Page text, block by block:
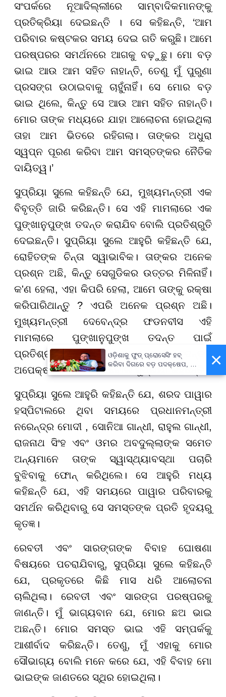
ସଂପର୍କରେ ନୂଆଦିଲ୍ଲୀରେ ସାମ୍ବାଦିକମାନଙ୍କୁ
ପ୍ରତିକ୍ରିୟା ଦେଇଛନ୍ତି । ସେ କହିଛନ୍ତି, ‘ଆମ
ପରିବାର କଷ୍ଟକର ସମୟ ଦେଇ ଗତି କରୁଛି। ଆମେ
ପରଷ୍ପରର ସମର୍ଥନରେ ଆଗକୁ ବଢ଼ୁଛୁ। ମୋ ବଡ଼
ଭାଇ ଆଉ ଆମ ସହିତ ନାହାନ୍ତି, ତେଣୁ ମୁଁ ପୁରୁଣା
ପ୍ରସଙ୍ଗ ଉଠାଇବାକୁ ଚାହୁଁନାହିଁ। ସେ ମୋର ବଡ଼
ଭାଇ ଥିଲେ, କିନ୍ତୁ ସେ ଆଉ ଆମ ସହିତ ନାହାନ୍ତି।
ମୋର ତାଙ୍କ ମଧ୍ୟରେ ଯାହା ଆଲୋଚନା ହୋଇଥିଲା
ତାହା ଆମ ଭିତରେ ରହିଗଲା। ତାଙ୍କର ଅଧୁରା
ସ୍ୱପ୍ନ ପୂରଣ କରିବା ଆମ ସମସ୍ତଙ୍କର ନୈତିକ
ଦାୟିତ୍ୱ।’
ସୁପ୍ରିୟା ସୁଲେ କହିଛନ୍ତି ଯେ, ମୁଖ୍ୟମନ୍ତ୍ରୀ ଏକ
ବିବୃତ୍ତି ଜାରି କରିଛନ୍ତି। ସେ ଏହି ମାମଲାରେ ଏକ
ପୁଙ୍ଖାନୁପୁଙ୍ଖ ତଦନ୍ତ କରାଯିବ ବୋଲି ପ୍ରତିଶ୍ରୁତି
ଦେଇଛନ୍ତି। ସୁପ୍ରିୟା ସୁଲେ ଆହୁରି କହିଛନ୍ତି ଯେ,
ରୋହିତଙ୍କ ଚିନ୍ତା ସ୍ୱାଭାବିକ। ତାଙ୍କର ଅନେକ
ପ୍ରଶ୍ନ ଅଛି, କିନ୍ତୁ ସେଗୁଡିକର ଉତ୍ତର ମିଳିନାହିଁ।
କ'ଣ ହେଲା, ଏହା କିପରି ହେଲା, ଆମେ ତାଙ୍କୁ ରକ୍ଷା
କରିପାରିଥାନ୍ତୁ ? ଏପରି ଅନେକ ପ୍ରଶ୍ନ ଅଛି।
ମୁଖ୍ୟମନ୍ତ୍ରୀ ଦେବେନ୍ଦ୍ର ଫଡନବୀସ ଏହି
ମାମଲାରେ ପୁଙ୍ଖାନୁପୁଙ୍ଖ ତଦନ୍ତ ପାଇଁ
ପ୍ରତିଶ୍ରୁତି ଦେଇଛନ୍ତି। ଆମେ ସେହି ତଦନ୍ତକୁ
ଅପେକ୍ଷା କରିବା ଉଚିତ ବୋଲି ସୁପ୍ରିୟା କହିଛନ୍ତି।
ସୁପ୍ରିୟା ସୁଲେ ଆହୁରି କହିଛନ୍ତି ଯେ, ଶରଦ ପାୱାର
ହସ୍ପିଟାଲରେ ଥିବା ସମୟରେ ପ୍ରଧାନମନ୍ତ୍ରୀ
ନରେନ୍ଦ୍ର ମୋଦୀ , ସୋନିଆ ଗାନ୍ଧୀ, ରାହୁଲ ଗାନ୍ଧୀ,
ରାଜନାଥ ସିଂହ ଏବଂ ଓମର ଅବଦୁଲ୍ଲାଙ୍କ ସମେତ
ଅନ୍ୟମାନେ ତାଙ୍କ ସ୍ୱାସ୍ଥ୍ୟାବସ୍ଥା ପଚାରି
ବୁଝିବାକୁ ଫୋନ୍ କରିଥିଲେ। ସେ ଆହୁରି ମଧ୍ୟ
କହିଛନ୍ତି ଯେ, ଏହି ସମୟରେ ପାୱାର ପରିବାରକୁ
ସମର୍ଥନ କରିଥିବାରୁ ସେ ସମସ୍ତଙ୍କ ପ୍ରତି ହୃଦୟରୁ
କୃତଜ୍ଞ।
ରେବତୀ ଏବଂ ସାରଙ୍ଗଙ୍କ ବିବାହ ଘୋଷଣା
ବିଷୟରେ ପଚରାଯିବାରୁ, ସୁପ୍ରିୟା ସୁଲେ କହିଛନ୍ତି
ଯେ, ପ୍ରକୃତରେ କିଛି ମାସ ଧରି ଆଲୋଚନା
ଚାଲିଥିଲା। ରେବତୀ ଏବଂ ସାରଙ୍ଗ ପରଷ୍ପରକୁ
ଜାଣନ୍ତି। ମୁଁ ଭାଗ୍ୟବାନ ଯେ, ମୋର ଛଅ ଭାଇ
ଅଛନ୍ତି। ମୋର ସମସ୍ତ ଭାଇ ଏହି ସମ୍ପର୍କକୁ
ଆଶୀର୍ବାଦ କରିଛନ୍ତି। ତେଣୁ, ମୁଁ ଏହାକୁ ମୋର
ସୌଭାଗ୍ୟ ବୋଲି ମନେ କରେ ଯେ, ଏହି ବିବାହ ମୋ
ଭାଇଙ୍କ ଜାଣତରେ ସ୍ଥିର ହୋଇଥିଲା।
×
ଓଡ଼ିଶାକୁ ଫୁଡ୍ ପ୍ରୋସେସିଂ ହବ୍
କରିବା ଦିଗରେ ବଡ଼ ପଦକ୍ଷେପ, ୪୨
ହଜାରରୁ ଅଧିକ ନିଯୁକ୍ତି ସୁଯୋଗ